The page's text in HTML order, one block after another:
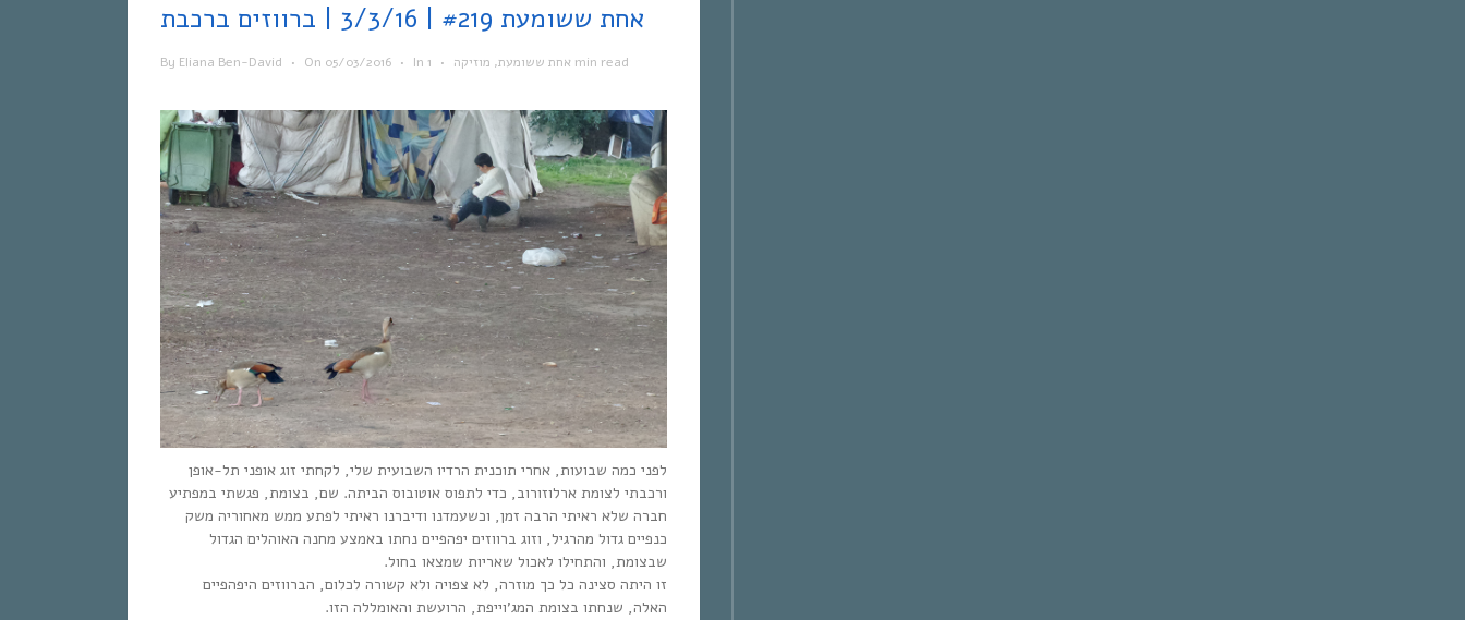
אחת ששומעת #219 | 3/3/16 | ברווזים ברכבת
By Eliana Ben-David • On 05/03/2016 • In אחת ששומעת, מוזיקה • 1 min read
לפני כמה שבועות, אחרי תוכנית הרדיו השבועית שלי, לקחתי זוג אופני תל-אופן
ורכבתי לצומת ארלוזורוב, כדי לתפוס אוטובוס הביתה. שם, בצומת, פגשתי במפתיע
חברה שלא ראיתי הרבה זמן, וכשעמדנו ודיברנו ראיתי לפתע ממש מאחוריה משק
כנפיים גדול מהרגיל, וזוג ברווזים יפהפיים נחתו באמצע מחנה האוהלים הגדול
שבצומת, והתחילו לאכול שאריות שמצאו בחול.
זו היתה סצינה כל כך מוזרה, לא צפויה ולא קשורה לכלום, הברווזים היפהפיים
האלה, שנחתו בצומת המג’וייפת, הרועשת והאומללה הזו.